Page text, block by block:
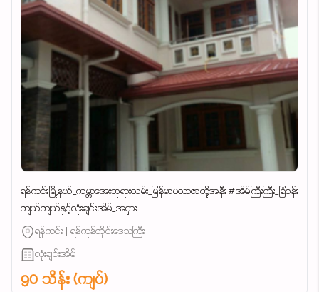
ရန်ကင်းမြို့နယ်_ကမ္ဘာအေးဘုရားလမ်း_မြန်မာပလာဇာတို့အနီး #အိမ်ကြီးကြီး_ခြံဝန်း
ကျယ်ကျယ်နှင့်လုံးချင်းအိမ်_အငှား...
ရန်ကင်း | ရန်ကုန်တိုင်းဒေသကြီး
လုံးချင်းအိမ်
90 သိန်း (ကျပ်)